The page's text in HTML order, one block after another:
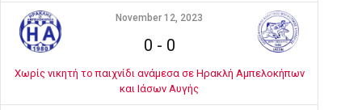
November 12, 2023
0 - 0
Χωρίς νικητή το παιχνίδι ανάμεσα σε Ηρακλή Αμπελοκήπων
και Ιάσων Αυγής